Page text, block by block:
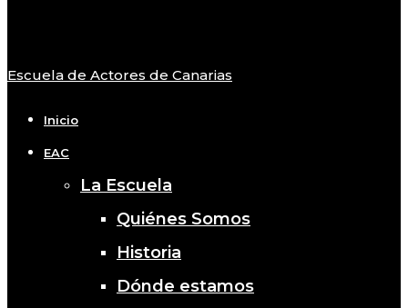
Close
Escuela de Actores de Canarias
Inicio
EAC
La Escuela
Quiénes Somos
Historia
Dónde estamos